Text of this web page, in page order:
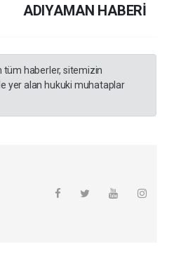
ADIYAMAN HABERİ
tüm haberler, sitemizin
yer alan hukuki muhataplar